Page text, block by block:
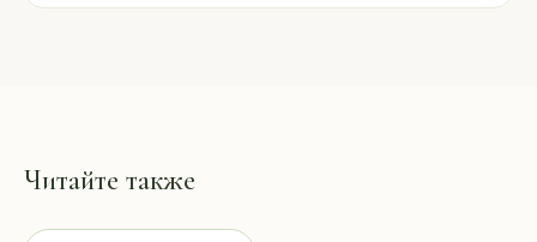
Читайте также